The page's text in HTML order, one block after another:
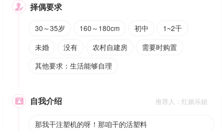
 择偶要求
30～35岁 160～180cm 初中
1~2千
未婚
没有 农村自建房
需要时购置
其他要求：生活能够自理
 自我介绍 推荐人：红娘乐姐
那我干注塑机的呀！那咱干的活塑料